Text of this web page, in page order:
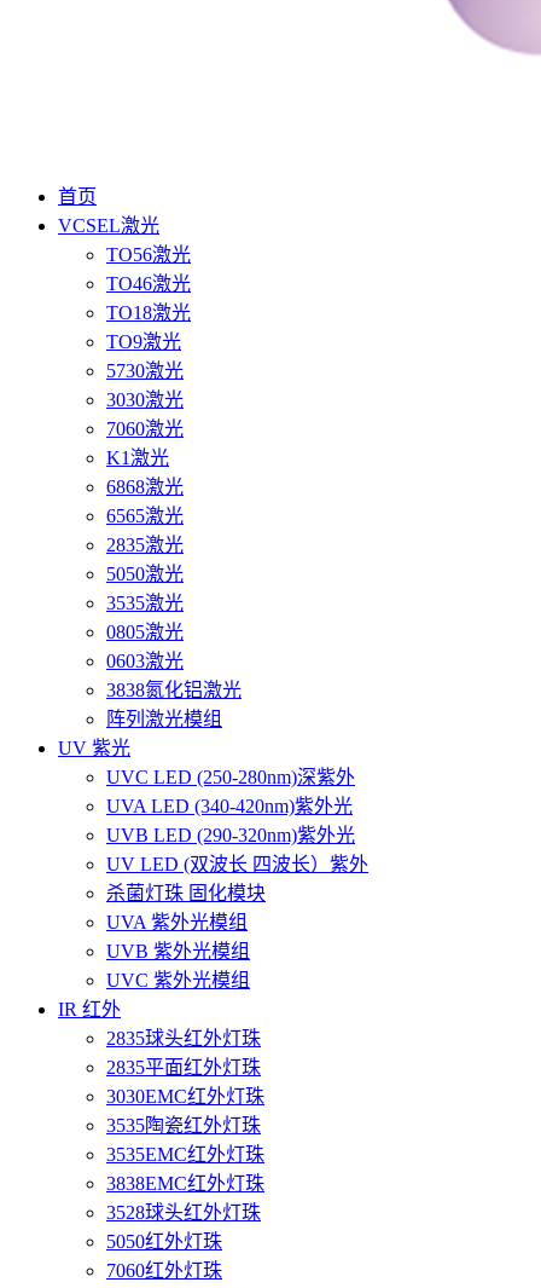
首页
VCSEL激光
TO56激光
TO46激光
TO18激光
TO9激光
5730激光
3030激光
7060激光
K1激光
6868激光
6565激光
2835激光
5050激光
3535激光
0805激光
0603激光
3838氮化铝激光
阵列激光模组
UV 紫光
UVC LED (250-280nm)深紫外
UVA LED (340-420nm)紫外光
UVB LED (290-320nm)紫外光
UV LED (双波长 四波长）紫外
杀菌灯珠 固化模块
UVA 紫外光模组
UVB 紫外光模组
UVC 紫外光模组
IR 红外
2835球头红外灯珠
2835平面红外灯珠
3030EMC红外灯珠
3535陶瓷红外灯珠
3535EMC红外灯珠
3838EMC红外灯珠
3528球头红外灯珠
5050红外灯珠
7060红外灯珠